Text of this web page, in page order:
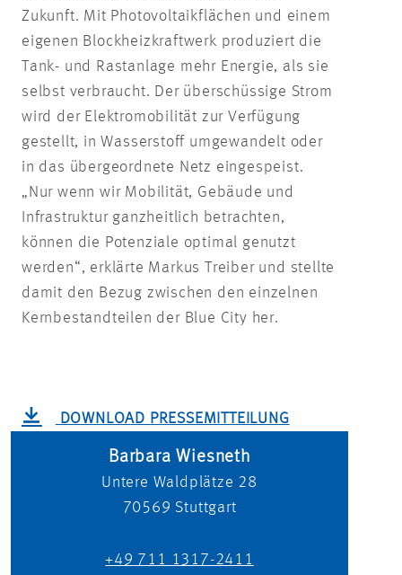
Zukunft. Mit Photovoltaikflächen und einem
eigenen Blockheizkraftwerk produziert die
Tank- und Rastanlage mehr Energie, als sie
selbst verbraucht. Der überschüssige Strom
wird der Elektromobilität zur Verfügung
gestellt, in Wasserstoff umgewandelt oder
in das übergeordnete Netz eingespeist.
„Nur wenn wir Mobilität, Gebäude und
Infrastruktur ganzheitlich betrachten,
können die Potenziale optimal genutzt
werden“, erklärte Markus Treiber und stellte
damit den Bezug zwischen den einzelnen
Kernbestandteilen der Blue City her.
DOWNLOAD PRESSEMITTEILUNG
Barbara Wiesneth
Untere Waldplätze 28
70569 Stuttgart
+49 711 1317-2411